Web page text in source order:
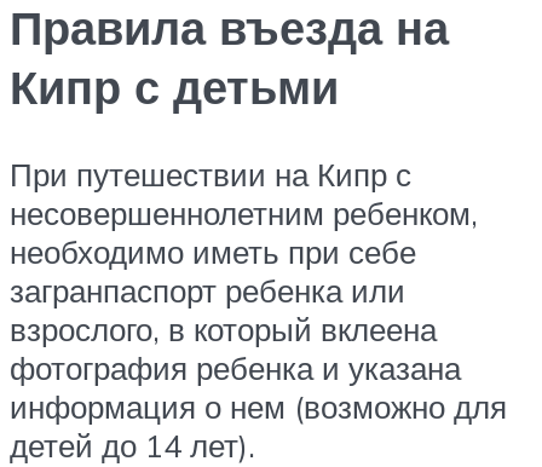
Правила въезда на
Кипр с детьми
При путешествии на Кипр с
несовершеннолетним ребенком,
необходимо иметь при себе
загранпаспорт ребенка или
взрослого, в который вклеена
фотография ребенка и указана
информация о нем (возможно для
детей до 14 лет).